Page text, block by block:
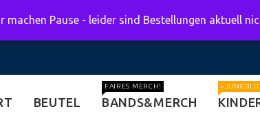
BEUTEL BANDS&MERCH
FAIRES MERCH!
machen Pause - leider sind Bestellungen aktuell